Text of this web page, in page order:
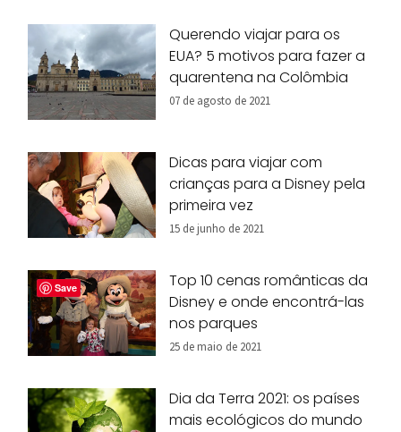
Querendo viajar para os
EUA? 5 motivos para fazer a
quarentena na Colômbia
07 de agosto de 2021
Dicas para viajar com
crianças para a Disney pela
primeira vez
15 de junho de 2021
Top 10 cenas românticas da
Disney e onde encontrá-las
nos parques
25 de maio de 2021
Dia da Terra 2021: os países
mais ecológicos do mundo
Save